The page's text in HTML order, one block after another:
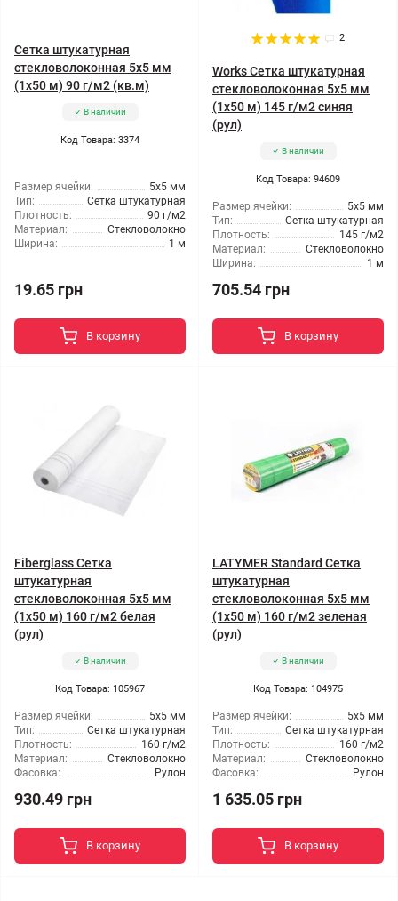
Сетка штукатурная
стекловолоконная 5x5 мм
(1x50 м) 90 г/м2 (кв.м)
В наличии
Код Товара: 3374
Размер ячейки:
5x5 мм
Тип:
Сетка штукатурная
Плотность:
90 г/м2
Материал:
Стекловолокно
Ширина:
1 м
19.65 грн
В корзину
2
Works Сетка штукатурная
стекловолоконная 5x5 мм
(1x50 м) 145 г/м2 синяя
(рул)
В наличии
Код Товара: 94609
Размер ячейки:
5x5 мм
Тип:
Сетка штукатурная
Плотность:
145 г/м2
Материал:
Стекловолокно
Ширина:
1 м
705.54 грн
В корзину
Fiberglass Сетка
штукатурная
стекловолоконная 5x5 мм
(1x50 м) 160 г/м2 белая
(рул)
В наличии
Код Товара: 105967
Размер ячейки:
5x5 мм
Тип:
Сетка штукатурная
Плотность:
160 г/м2
Материал:
Стекловолокно
Фасовка:
Рулон
930.49 грн
В корзину
LATYMER Standard Сетка
штукатурная
стекловолоконная 5x5 мм
(1x50 м) 160 г/м2 зеленая
(рул)
В наличии
Код Товара: 104975
Размер ячейки:
5x5 мм
Тип:
Сетка штукатурная
Плотность:
160 г/м2
Материал:
Стекловолокно
Фасовка:
Рулон
1 635.05 грн
В корзину